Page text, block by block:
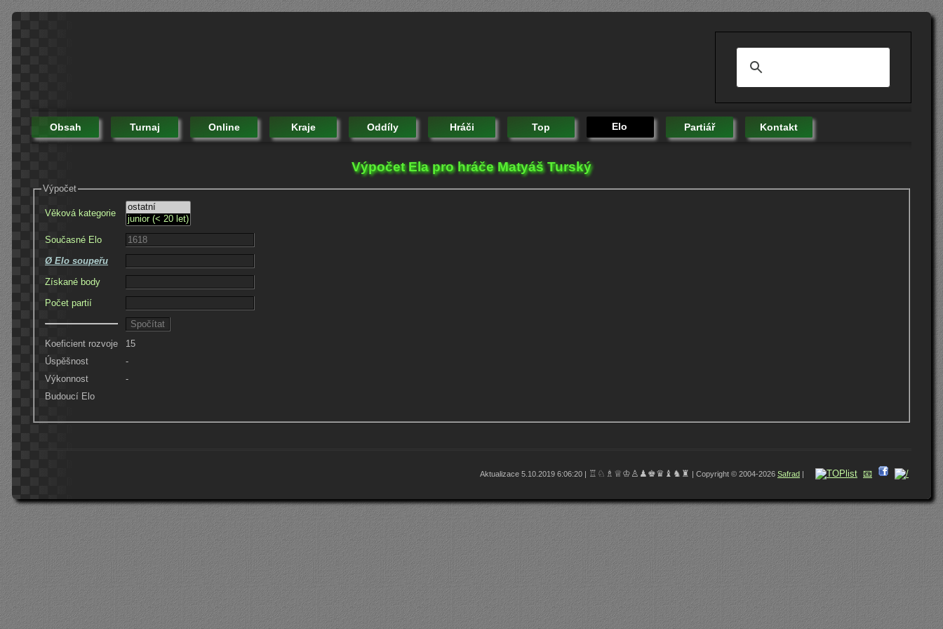
Obsah Turnaj Online Kraje Oddíly Hráči Top Elo Partiář Kontakt
Výpočet Ela pro hráče Matyáš Turský
Výpočet
Věková kategorie
Současné Elo
Ø Elo soupeřu
Získané body
Počet partií
Koeficient rozvoje
15
Úspěšnost
-
Výkonnost
-
Budoucí Elo
Aktualizace 5.10.2019 6:06:20 | ♖♘♗♕♔♙♟♚♛♝♞♜ | Copyright © 2004-2026 Safrad | 📧